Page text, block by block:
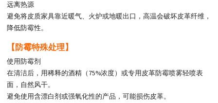
远离热源
避免将皮质家具靠近暖气、火炉或地暖出口，高温会破坏皮革纤维，
降低防霉性。
【防霉特殊处理】
使用防霉剂
在清洁后，用稀释的酒精（75%浓度）或专用皮革防霉喷雾轻喷表
面，自然风干。
避免使用含漂白剂或强氧化性的产品，可能损伤皮革。